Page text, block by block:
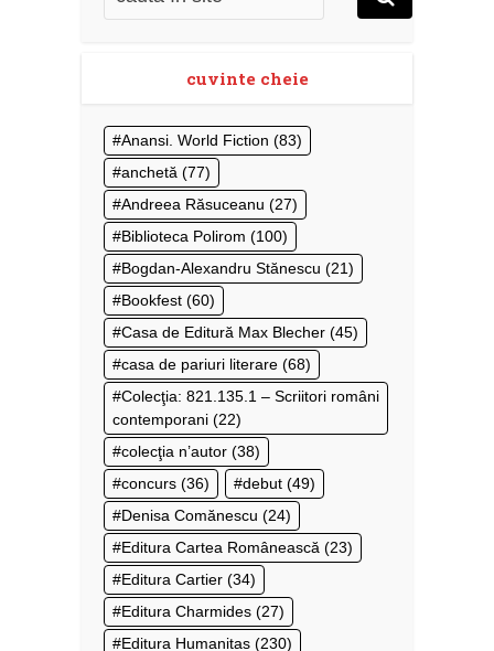
cuvinte cheie
Anansi. World Fiction (83)
anchetă (77)
Andreea Răsuceanu (27)
Biblioteca Polirom (100)
Bogdan-Alexandru Stănescu (21)
Bookfest (60)
Casa de Editură Max Blecher (45)
casa de pariuri literare (68)
Colecţia: 821.135.1 – Scriitori români
contemporani (22)
colecţia n’autor (38)
concurs (36) debut (49)
Denisa Comănescu (24)
Editura Cartea Românească (23)
Editura Cartier (34)
Editura Charmides (27)
Editura Humanitas (230)